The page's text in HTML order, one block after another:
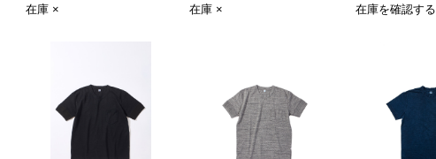
在庫 ×
在庫 ×
在庫を確認する